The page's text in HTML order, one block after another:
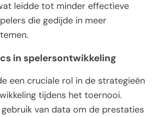
leidde tot minder effectieve
die gedijde in meer
in spelersontwikkeling
een cruciale rol in de strategieën
tijdens het toernooi.
van data om de prestaties